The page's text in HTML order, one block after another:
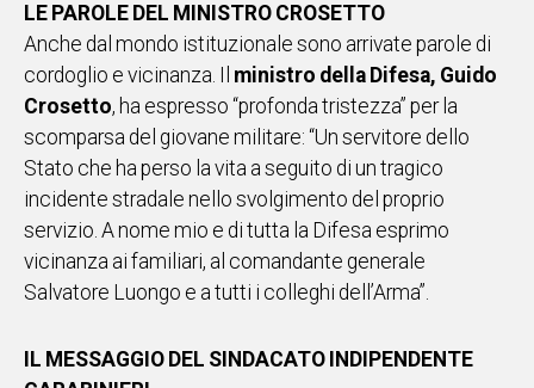
LE PAROLE DEL MINISTRO CROSETTO
Anche dal mondo istituzionale sono arrivate parole di
cordoglio e vicinanza. Il ministro della Difesa, Guido
Crosetto, ha espresso “profonda tristezza” per la
scomparsa del giovane militare: “Un servitore dello
Stato che ha perso la vita a seguito di un tragico
incidente stradale nello svolgimento del proprio
servizio. A nome mio e di tutta la Difesa esprimo
vicinanza ai familiari, al comandante generale
Salvatore Luongo e a tutti i colleghi dell’Arma”.
IL MESSAGGIO DEL SINDACATO INDIPENDENTE